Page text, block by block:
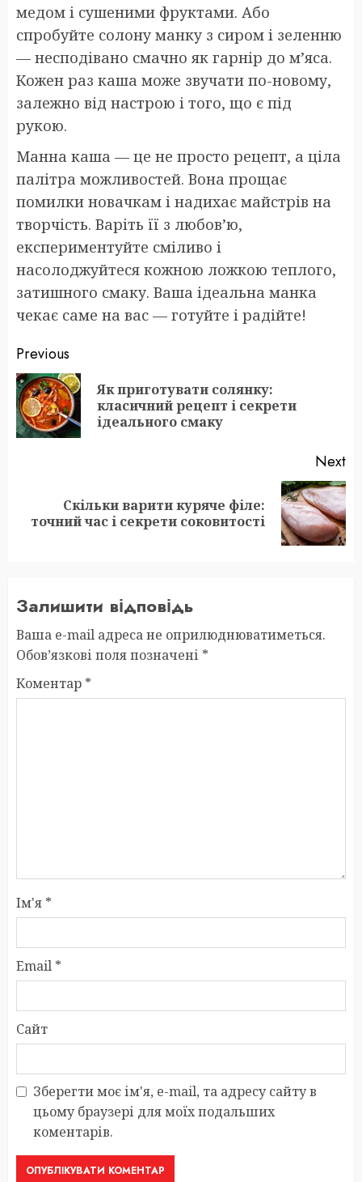
медом і сушеними фруктами. Або
спробуйте солону манку з сиром і зеленню
— несподівано смачно як гарнір до м’яса.
Кожен раз каша може звучати по-новому,
залежно від настрою і того, що є під
рукою.
Манна каша — це не просто рецепт, а ціла
палітра можливостей. Вона прощає
помилки новачкам і надихає майстрів на
творчість. Варіть її з любов’ю,
експериментуйте сміливо і
насолоджуйтеся кожною ложкою теплого,
затишного смаку. Ваша ідеальна манка
чекає саме на вас — готуйте і радійте!
Post
navigation
Previous
Як приготувати солянку:
класичний рецепт і секрети
ідеального смаку
Next
post:
Скільки варити куряче філе:
точний час і секрети соковитості
Залишити відповідь
Ваша e-mail адреса не оприлюднюватиметься.
Обов’язкові поля позначені *
Коментар *
Ім'я *
Email *
Сайт
Зберегти моє ім'я, e-mail, та адресу сайту в
цьому браузері для моїх подальших
коментарів.